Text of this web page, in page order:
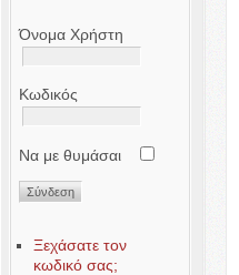
Όνομα Χρήστη
Κωδικός
Να με θυμάσαι
Ξεχάσατε τον
κωδικό σας;